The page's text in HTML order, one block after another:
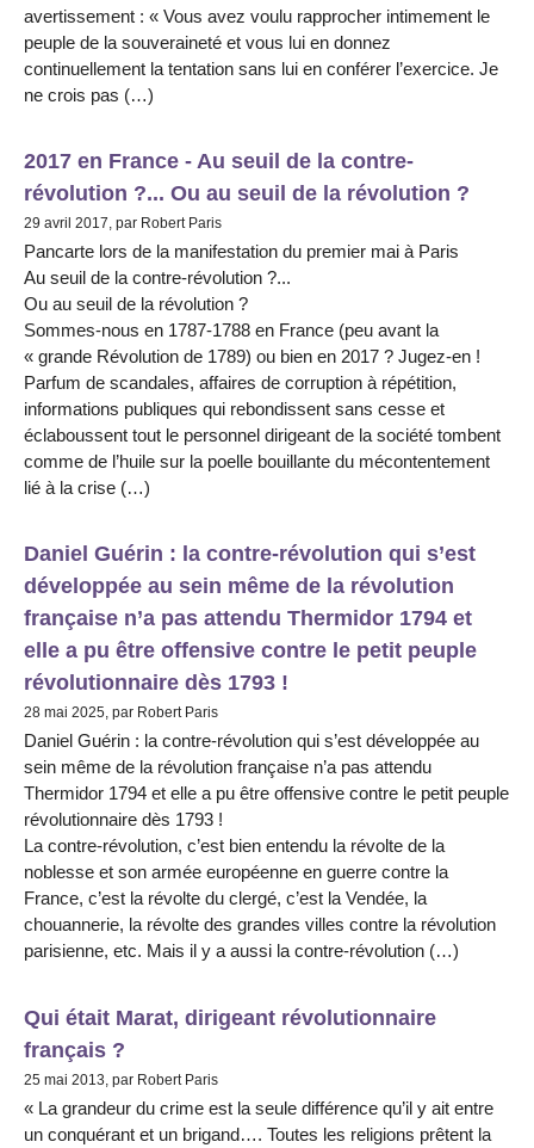
avertissement : « Vous avez voulu rapprocher intimement le
peuple de la souveraineté et vous lui en donnez
continuellement la tentation sans lui en conférer l’exercice. Je
ne crois pas (…)
2017 en France - Au seuil de la contre-
révolution ?... Ou au seuil de la révolution ?
29 avril 2017, par Robert Paris
Pancarte lors de la manifestation du premier mai à Paris
Au seuil de la contre-révolution ?...
Ou au seuil de la révolution ?
Sommes-nous en 1787-1788 en France (peu avant la
« grande Révolution de 1789) ou bien en 2017 ? Jugez-en !
Parfum de scandales, affaires de corruption à répétition,
informations publiques qui rebondissent sans cesse et
éclaboussent tout le personnel dirigeant de la société tombent
comme de l’huile sur la poelle bouillante du mécontentement
lié à la crise (…)
Daniel Guérin : la contre-révolution qui s’est
développée au sein même de la révolution
française n’a pas attendu Thermidor 1794 et
elle a pu être offensive contre le petit peuple
révolutionnaire dès 1793 !
28 mai 2025, par Robert Paris
Daniel Guérin : la contre-révolution qui s’est développée au
sein même de la révolution française n’a pas attendu
Thermidor 1794 et elle a pu être offensive contre le petit peuple
révolutionnaire dès 1793 !
La contre-révolution, c’est bien entendu la révolte de la
noblesse et son armée européenne en guerre contre la
France, c’est la révolte du clergé, c’est la Vendée, la
chouannerie, la révolte des grandes villes contre la révolution
parisienne, etc. Mais il y a aussi la contre-révolution (…)
Qui était Marat, dirigeant révolutionnaire
français ?
25 mai 2013, par Robert Paris
« La grandeur du crime est la seule différence qu’il y ait entre
un conquérant et un brigand…. Toutes les religions prêtent la